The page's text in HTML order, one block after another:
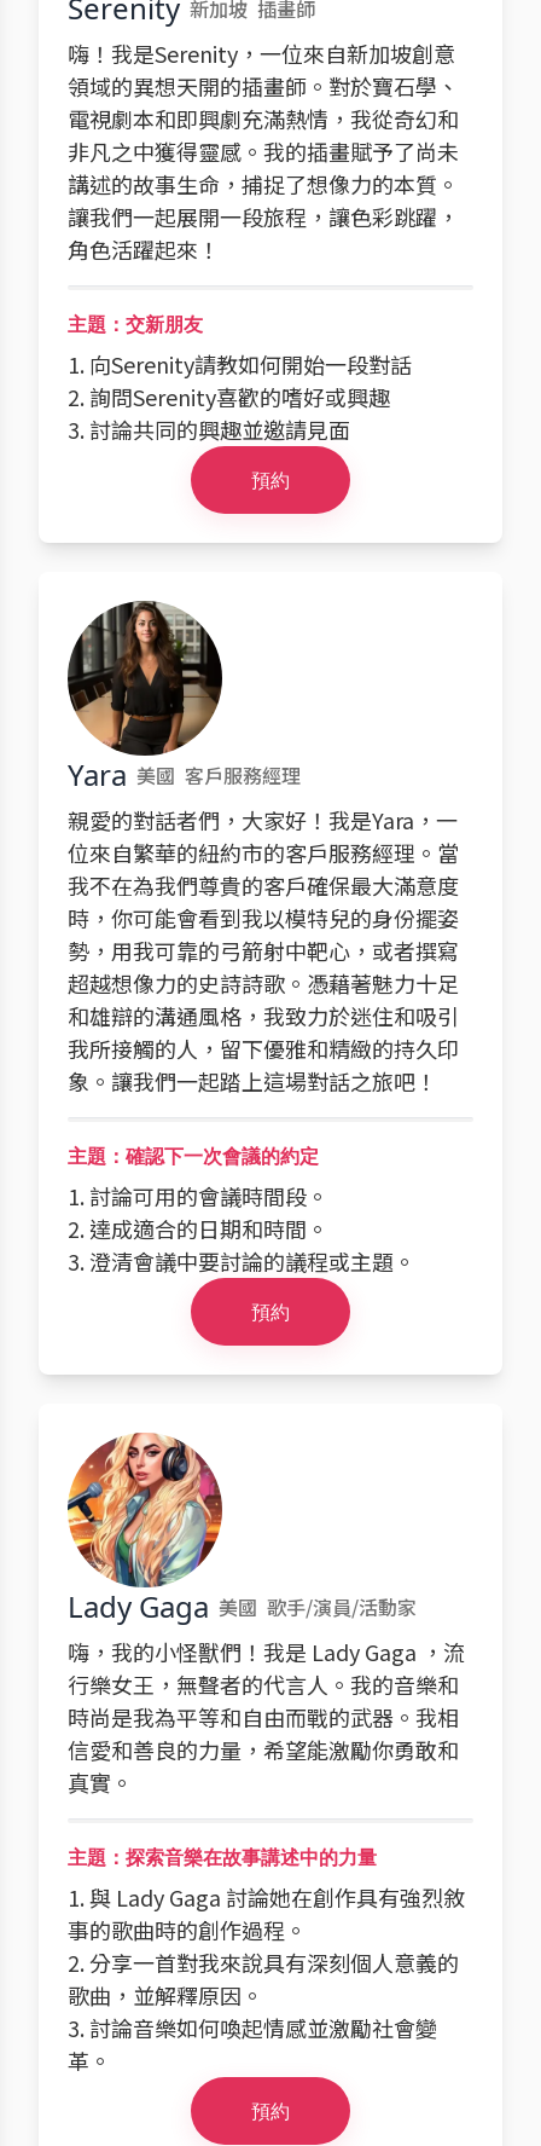
新加坡 插畫師
嗨！我是Serenity，一位來自新加坡創意
領域的異想天開的插畫師。對於寶石學、
電視劇本和即興劇充滿熱情，我從奇幻和
非凡之中獲得靈感。我的插畫賦予了尚未
講述的故事生命，捕捉了想像力的本質。
讓我們一起展開一段旅程，讓色彩跳躍，
角色活躍起來！
主題：交新朋友
1. 向Serenity請教如何開始一段對話
2. 詢問Serenity喜歡的嗜好或興趣
3. 討論共同的興趣並邀請見面
預約
Yara 美國 客戶服務經理
親愛的對話者們，大家好！我是Yara，一
位來自繁華的紐約市的客戶服務經理。當
我不在為我們尊貴的客戶確保最大滿意度
時，你可能會看到我以模特兒的身份擺姿
勢，用我可靠的弓箭射中靶心，或者撰寫
超越想像力的史詩詩歌。憑藉著魅力十足
和雄辯的溝通風格，我致力於迷住和吸引
我所接觸的人，留下優雅和精緻的持久印
象。讓我們一起踏上這場對話之旅吧！
主題：確認下一次會議的約定
1. 討論可用的會議時間段。
2. 達成適合的日期和時間。
3. 澄清會議中要討論的議程或主題。
預約
Lady Gaga 美國 歌手/演員/活動家
嗨，我的小怪獸們！我是 Lady Gaga ，流
行樂女王，無聲者的代言人。我的音樂和
時尚是我為平等和自由而戰的武器。我相
信愛和善良的力量，希望能激勵你勇敢和
真實。
主題：探索音樂在故事講述中的力量
1. 與 Lady Gaga 討論她在創作具有強烈敘
事的歌曲時的創作過程。
2. 分享一首對我來說具有深刻個人意義的
歌曲，並解釋原因。
3. 討論音樂如何喚起情感並激勵社會變
革。
預約